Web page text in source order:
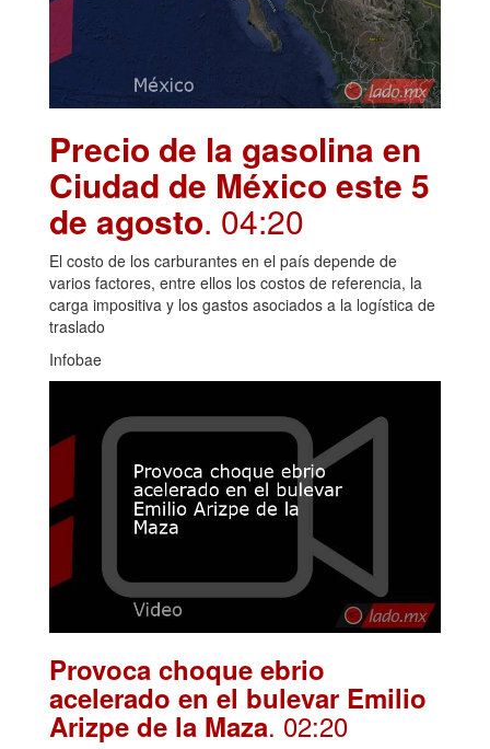
Precio de la gasolina en
Ciudad de México este 5
de agosto. 04:20
El costo de los carburantes en el país depende de
varios factores, entre ellos los costos de referencia, la
carga impositiva y los gastos asociados a la logística de
traslado
Infobae
Provoca choque ebrio
acelerado en el bulevar Emilio
Arizpe de la Maza. 02:20